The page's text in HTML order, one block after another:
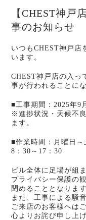
【CHEST神戸
事のお知らせ
いつもCHEST神戸店
います。
CHEST神戸店の入っ
事が行われることに
■工事期間：2025年9
※進捗状況・天候不
ます。
■作業時間：月曜日～
8：30～17：30
ビル全体に足場が組
プライバシー保護の
閉めることとなります
また、工事による騒
ご来店のお客様へは
心よりお詫び申し上げ